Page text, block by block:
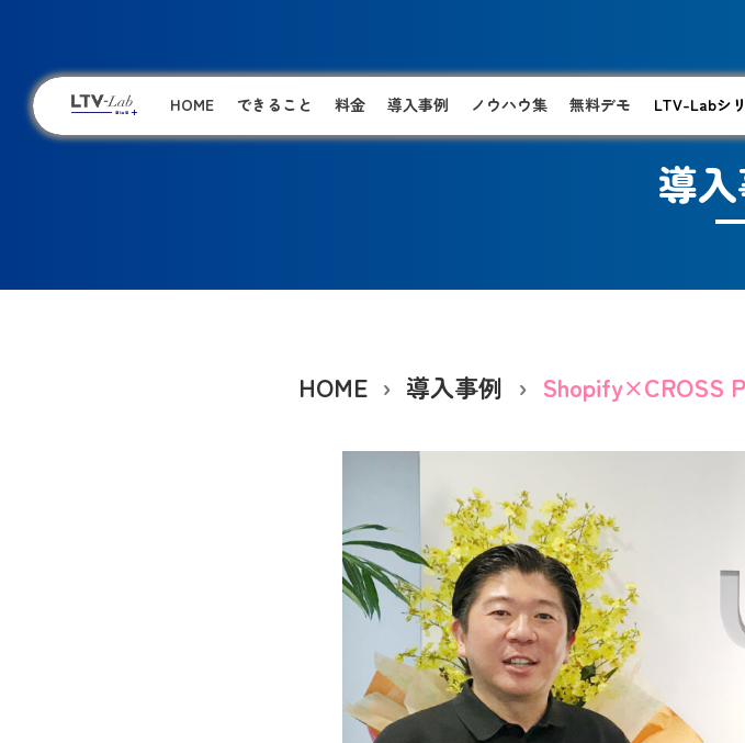
HOME できること 料金 導入事例 ノウハウ集 無料デモ LTV-Labシ
導
HOME 導入事例